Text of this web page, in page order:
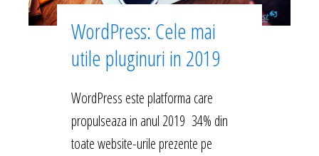
WordPress: Cele mai
utile pluginuri in 2019
WordPress este platforma care
propulseaza in anul 2019 34% din
toate website-urile prezente pe